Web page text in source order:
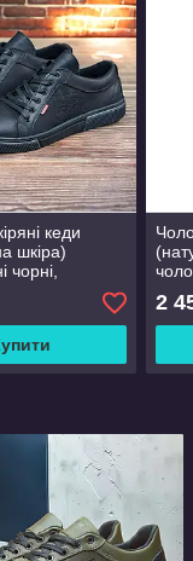
кеди
шкіра)
чорні,
40 41 42 43
44
2